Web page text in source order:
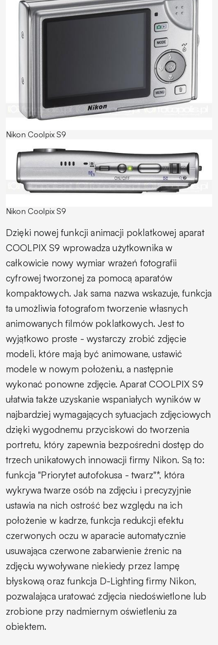
Nikon Coolpix S9
Nikon Coolpix S9
Dzięki nowej funkcji animacji poklatkowej aparat
COOLPIX S9 wprowadza użytkownika w
całkowicie nowy wymiar wrażeń fotografii
cyfrowej tworzonej za pomocą aparatów
kompaktowych. Jak sama nazwa wskazuje, funkcja
ta umożliwia fotografom tworzenie własnych
animowanych filmów poklatkowych. Jest to
wyjątkowo proste - wystarczy zrobić zdjęcie
modeli, które mają być animowane, ustawić
modele w nowym położeniu, a następnie
wykonać ponowne zdjęcie. Aparat COOLPIX S9
ułatwia także uzyskanie wspaniałych wyników w
najbardziej wymagających sytuacjach zdjęciowych
dzięki wygodnemu przyciskowi do tworzenia
portretu, który zapewnia bezpośredni dostęp do
trzech unikatowych innowacji firmy Nikon. Są to:
funkcja "Priorytet autofokusa - twarz"*, która
wykrywa twarze osób na zdjęciu i precyzyjnie
ustawia na nich ostrość bez względu na ich
położenie w kadrze, funkcja redukcji efektu
czerwonych oczu w aparacie automatycznie
usuwająca czerwone zabarwienie źrenic na
zdjęciu wywoływane niekiedy przez lampę
błyskową oraz funkcja D-Lighting firmy Nikon,
pozwalająca uratować zdjęcia niedoświetlone lub
zrobione przy nadmiernym oświetleniu za
obiektem.